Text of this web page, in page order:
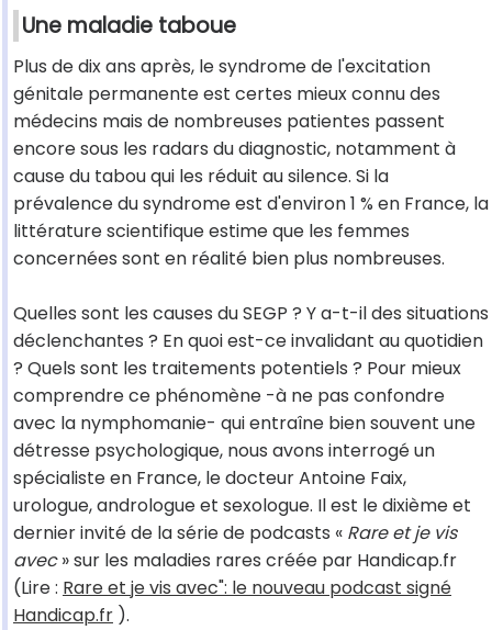
Une maladie taboue
Plus de dix ans après, le syndrome de l'excitation
génitale permanente est certes mieux connu des
médecins mais de nombreuses patientes passent
encore sous les radars du diagnostic, notamment à
cause du tabou qui les réduit au silence. Si la
prévalence du syndrome est d'environ 1 % en France, la
littérature scientifique estime que les femmes
concernées sont en réalité bien plus nombreuses.
Quelles sont les causes du SEGP ? Y a-t-il des situations
déclenchantes ? En quoi est-ce invalidant au quotidien
? Quels sont les traitements potentiels ? Pour mieux
comprendre ce phénomène -à ne pas confondre
avec la nymphomanie- qui entraîne bien souvent une
détresse psychologique, nous avons interrogé un
spécialiste en France, le docteur Antoine Faix,
urologue, andrologue et sexologue. Il est le dixième et
dernier invité de la série de podcasts « Rare et je vis
avec» sur les maladies rares créée par Handicap.fr
(Lire : Rare et je vis avec": le nouveau podcast signé
Handicap.fr ).